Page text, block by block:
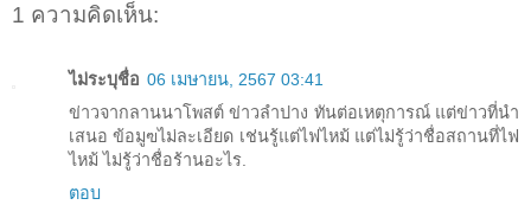
1 ความคิดเห็น:
ไม่ระบุชื่อ 06 เมษายน, 2567 03:41
ข่าวจากลานนาโพสต์ ข่าวลำปาง ทันต่อเหตุการณ์ แต่ข่าวที่นำ
เสนอ ข้อมูฃไม่ละเอียด เช่นรู้แต่ไฟไหม้ แต่ไม่รู้ว่าชื่อสถานที่ไฟ
ไหม้ ไม่รู้ว่าชื่อร้านอะไร.
ตอบ